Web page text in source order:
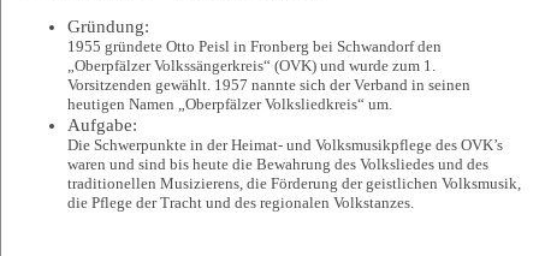
Gründung:
1955 gründete Otto Peisl in Fronberg bei Schwandorf den
„Oberpfälzer Volkssängerkreis“ (OVK) und wurde zum 1.
Vorsitzenden gewählt. 1957 nannte sich der Verband in seinen
heutigen Namen „Oberpfälzer Volksliedkreis“ um.
Aufgabe:
Die Schwerpunkte in der Heimat- und Volksmusikpflege des OVK’s
waren und sind bis heute die Bewahrung des Volksliedes und des
traditionellen Musizierens, die Förderung der geistlichen Volksmusik,
die Pflege der Tracht und des regionalen Volkstanzes.